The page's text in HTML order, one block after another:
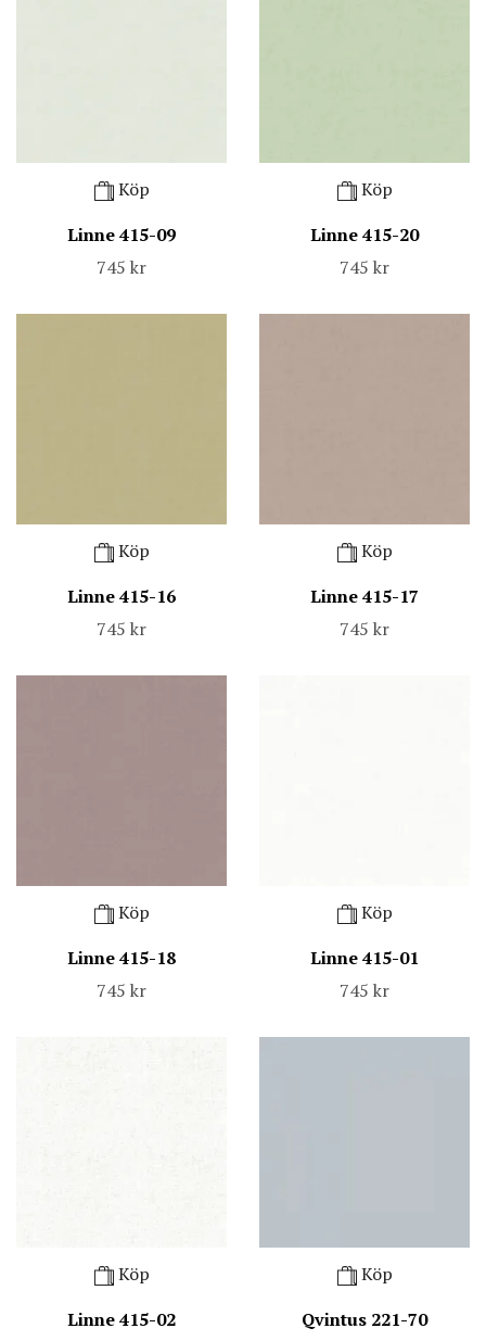
Köp
Linne 415-09
745 kr
Köp
Linne 415-20
745 kr
Köp
Linne 415-16
745 kr
Köp
Linne 415-17
745 kr
Köp
Linne 415-18
745 kr
Köp
Linne 415-01
745 kr
Köp
Linne 415-02
Köp
Qvintus 221-70